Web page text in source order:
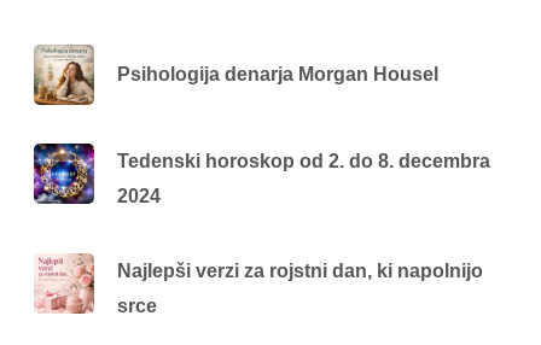
Psihologija denarja Morgan Housel
Tedenski horoskop od 2. do 8. decembra
2024
Najlepši verzi za rojstni dan, ki napolnijo
srce